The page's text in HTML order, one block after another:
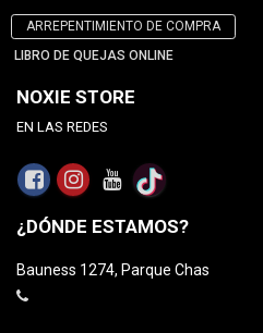
ARREPENTIMIENTO DE COMPRA
LIBRO DE QUEJAS ONLINE
NOXIE STORE
EN LAS REDES
¿DÓNDE ESTAMOS?
Bauness 1274, Parque Chas